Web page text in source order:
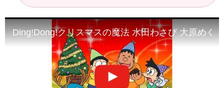
Ding!Dong!クリスマスの魔法 水田わさび 大原めぐ